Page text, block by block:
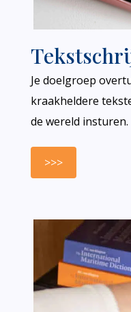
Je doelgroep
kraakheldere
de wereld insturen.
>>>